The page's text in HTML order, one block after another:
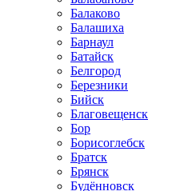
Балаково
Балашиха
Барнаул
Батайск
Белгород
Березники
Бийск
Благовещенск
Бор
Борисоглебск
Братск
Брянск
Будённовск